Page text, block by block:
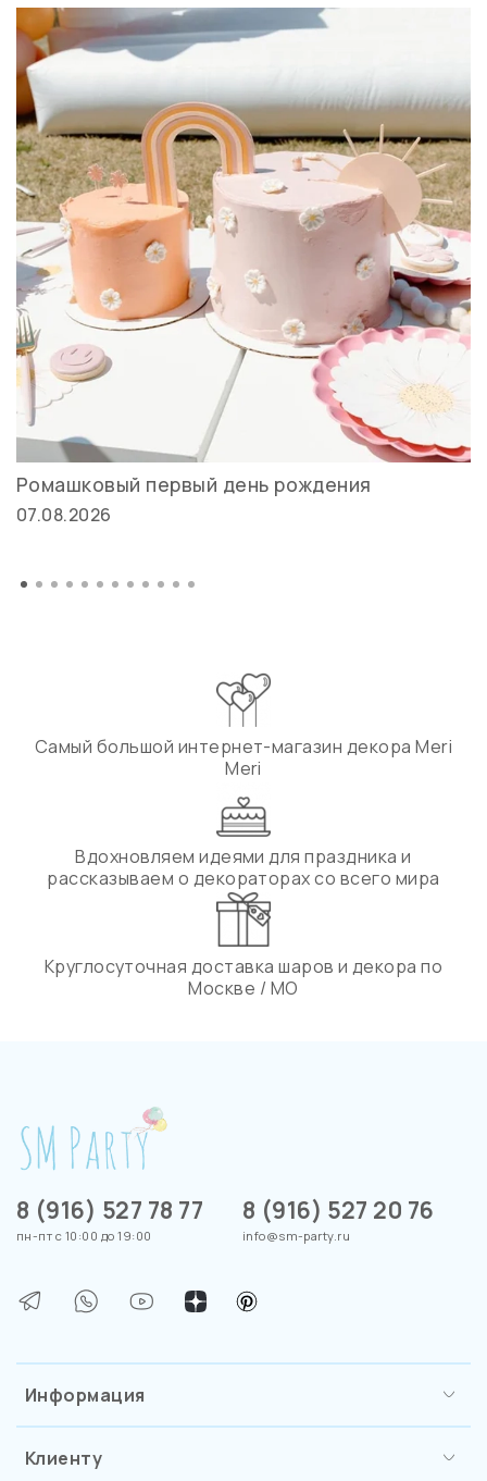
Ромашковый первый день рождения
07.08.2026
Самый большой интернет-магазин декора Meri
Meri
Вдохновляем идеями для праздника и
рассказываем о декораторах со всего мира
Круглосуточная доставка шаров и декора по
Москве / МО
Информация
Клиенту
8 (916) 527 78 77
пн-пт с 10:00 до 19:00
8 (916) 527 20 76
info@sm-party.ru